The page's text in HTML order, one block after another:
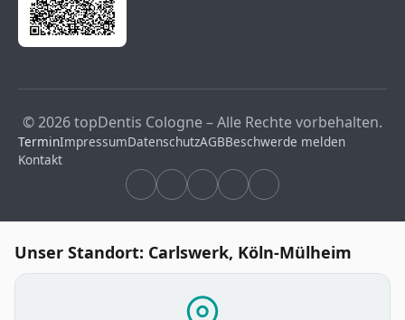
© 2026 topDentis Cologne – Alle Rechte vorbehalten.
TerminImpressumDatenschutzAGBBeschwerde melden
Kontakt
Unser Standort: Carlswerk, Köln-Mülheim